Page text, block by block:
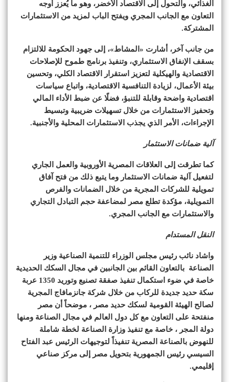
الغذائي، والتحول إلى الاقتصاد الأخضر، وهو ما يُعزز أوجه
التعاون مع الجانب المجري ويفتح الباب لمزيد من الاستثمارات
المشتركة.
من جانب آخر، أشارت «المشاط»، إلى جهود الحكومة للالتزام
بسقف الإنفاق الاستثماري، وتنفيذ برنامج طموح للإصلاحات
الاقتصادية والهيكلية لتعزيز استقرار الاقتصاد الكلي، وتحسين
بيئة الأعمال، لزيادة التنافسية الاقتصادية، واتباع سياسات
اقتصادية واضحة وقابلة للتنبؤ، فضلًا عن ضبط الأداء المالي
وتحفيز الاستثمارات من خلال تسهيلات ضريبية وتبسيط
الإجراءات، الأمر الذي يجذب الاستثمارات المحلية والأجنبية.
آلية ضمانات الاستثمار
كما تطرقت إلى العلاقات المصرية الأوروبية والعمل الجاري
لتفعيل آلية ضمانات الاستثمار وما يتبع ذلك من فتح آفاق
تمويلية للشركات المجرية من خلال الضمانات والفرص
التمويلية، مؤكدة تطلع مصر لمضاعفة حجم التبادل التجاري
والاستثمارات مع الجانب المجري.
النقل المستدام
واشاد نائب رئيس مجلس الوزراء للتنمية الصناعية وزير
الصناعة بالتعاون القائم بين الجانبين في مجال السكك الحديدية
خاصة في ضوء استكمال تنفيذ صفقة تصنيع وتوريد 1350 عربة
سكة حديد جديدة للركاب من خلال شركة جانزمافاج المجرية
لصالح الهيئة القومية لسكك حديد مصر ، موضحاً أن مصر
منفتحة على التعاون مع كل دول العالم في مجال الصناعة ومنها
دولة المجر ، خاصة مع تنفيذ وزارة الصناعة لخطة شاملة
للنهوض بالصناعة المصرية تنفيذاً لتوجيهات الرئيس عبد الفتاح
السيسي رئيس الجمهورية بتحويل مصر إلى مركز صناعي
إقليمي.